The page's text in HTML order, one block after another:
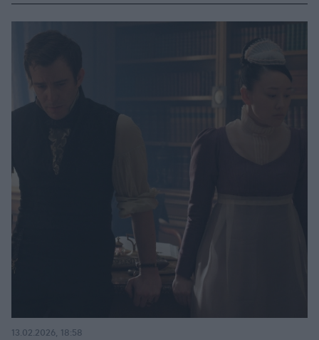
13.02.2026, 18:58